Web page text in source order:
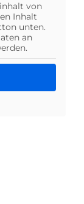
von
Inhalt
unten.
an